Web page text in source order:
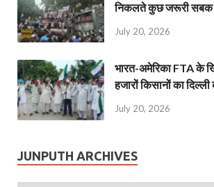
निकलते कुछ जरूरी सबक
July 20, 2026
भारत-अमेरिका FTA के
हजारों किसानों का
July 20, 2026
JUNPUTH ARCHIVES